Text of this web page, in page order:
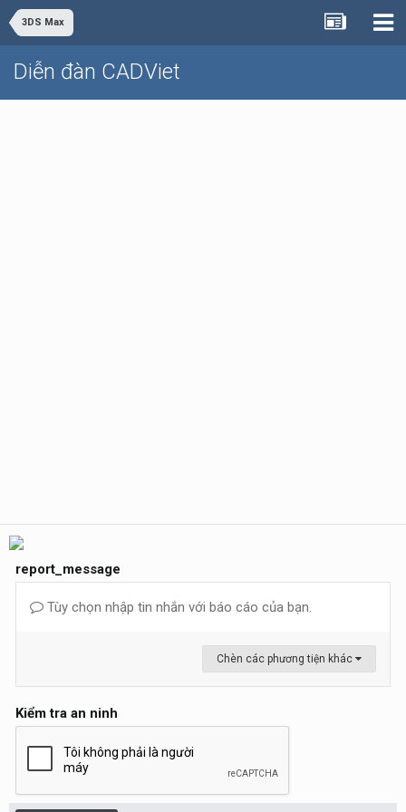
3DS Max
Diễn đàn CADViet
report_message
Tùy chọn nhập tin nhắn với báo cáo của bạn.
Chèn các phương tiện khác
Kiểm tra an ninh